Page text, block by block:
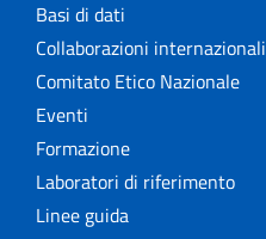
Basi di dati
Collaborazioni internazionali
Comitato Etico Nazionale
Eventi
Formazione
Laboratori di riferimento
Linee guida